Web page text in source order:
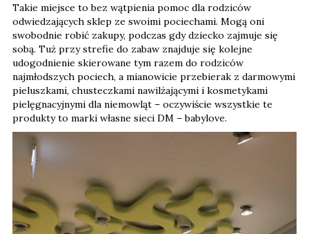
Takie miejsce to bez wątpienia pomoc dla rodziców
odwiedzających sklep ze swoimi pociechami. Mogą oni
swobodnie robić zakupy, podczas gdy dziecko zajmuje się
sobą. Tuż przy strefie do zabaw znajduje się kolejne
udogodnienie skierowane tym razem do rodziców
najmłodszych pociech, a mianowicie przebierak z darmowymi
pieluszkami, chusteczkami nawilżającymi i kosmetykami
pielęgnacyjnymi dla niemowląt – oczywiście wszystkie te
produkty to marki własne sieci DM – babylove.